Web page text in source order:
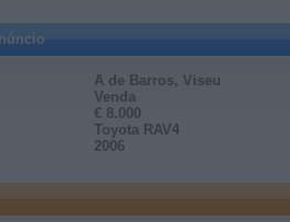
A de Barros, Viseu
Venda
€ 8.000
Toyota RAV4
2006